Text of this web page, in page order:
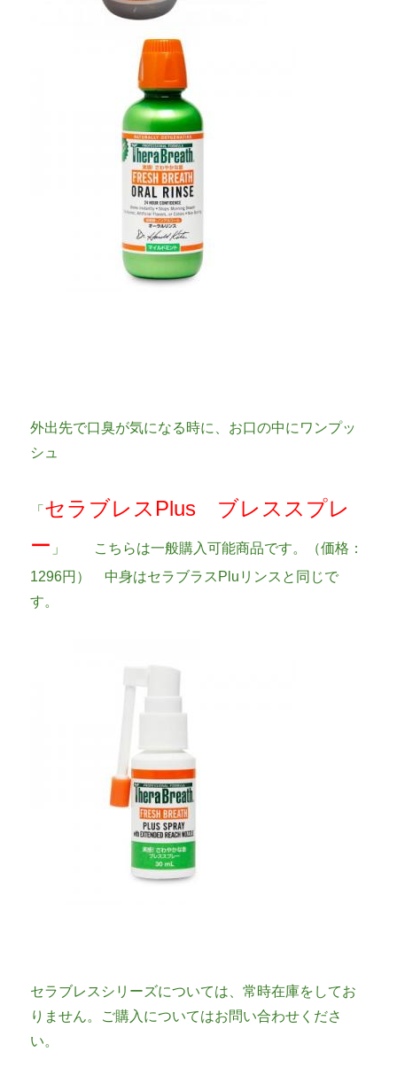
外出先で口臭が気になる時に、お口の中にワンプッ
シュ
「 セラブレスPlus ブレススプレ
ー 」 こちらは一般購入可能商品です。（価格：
1296円） 中身はセラブラスPluリンスと同じで
す。
セラブレスシリーズについては、常時在庫をしてお
りません。ご購入についてはお問い合わせくださ
い。